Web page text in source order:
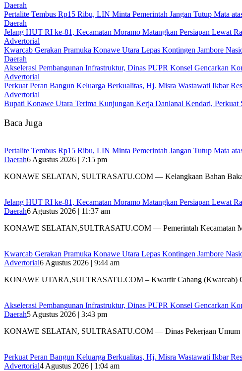
Daerah
‎Pertalite Tembus Rp15 Ribu, LIN Minta Pemerintah Jangan Tutup Mata
Daerah
‎Jelang HUT RI ke-81, Kecamatan Moramo Matangkan Persiapan Lewat
Advertorial
‎Kwarcab Gerakan Pramuka Konawe Utara Lepas Kontingen Jambore
Daerah
Akselerasi Pembangunan Infrastruktur, Dinas PUPR Konsel Gencarkan
Advertorial
‎Perkuat Peran Bangun Keluarga Berkualitas, Hj. Misra Wastawati Ikbar
Advertorial
Bupati Konawe Utara Terima Kunjungan Kerja Danlanal Kendari,
Baca Juga
‎Pertalite Tembus Rp15 Ribu, LIN Minta Pemerintah Jangan Tutup Mata
Daerah6 Agustus 2026 | 7:15 pm
‎KONAWE SELATAN, SULTRASATU.COM — Kelangkaan Bahan
‎Jelang HUT RI ke-81, Kecamatan Moramo Matangkan Persiapan Lewat
Daerah6 Agustus 2026 | 11:37 am
KONAWE SELATAN,SULTRASATU.COM — Pemerintah Kecamatan
‎Kwarcab Gerakan Pramuka Konawe Utara Lepas Kontingen Jambore
Advertorial6 Agustus 2026 | 9:44 am
KONAWE UTARA,SULTRASATU.COM – Kwartir Cabang (Kwarcab)
Akselerasi Pembangunan Infrastruktur, Dinas PUPR Konsel Gencarkan
Daerah5 Agustus 2026 | 3:43 pm
KONAWE SELATAN, SULTRASATU.COM — Dinas Pekerjaan
‎Perkuat Peran Bangun Keluarga Berkualitas, Hj. Misra Wastawati Ikbar
Advertorial4 Agustus 2026 | 1:04 am